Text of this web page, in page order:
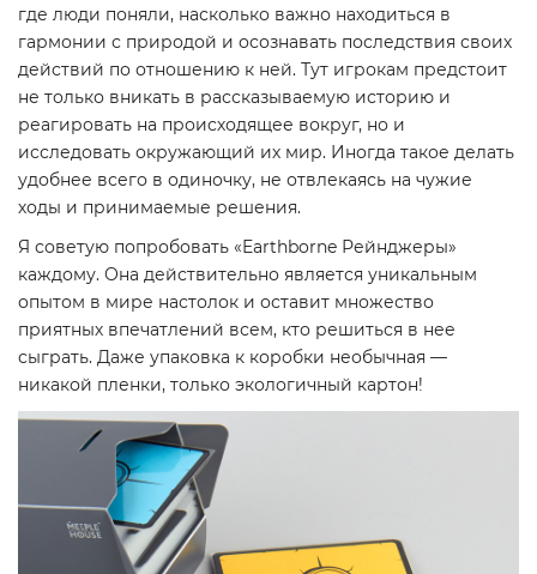
где люди поняли, насколько важно находиться в
гармонии с природой и осознавать последствия своих
действий по отношению к ней. Тут игрокам предстоит
не только вникать в рассказываемую историю и
реагировать на происходящее вокруг, но и
исследовать окружающий их мир. Иногда такое делать
удобнее всего в одиночку, не отвлекаясь на чужие
ходы и принимаемые решения.
Я советую попробовать «Earthborne Рейнджеры»
каждому. Она действительно является уникальным
опытом в мире настолок и оставит множество
приятных впечатлений всем, кто решиться в нее
сыграть. Даже упаковка к коробки необычная —
никакой пленки, только экологичный картон!